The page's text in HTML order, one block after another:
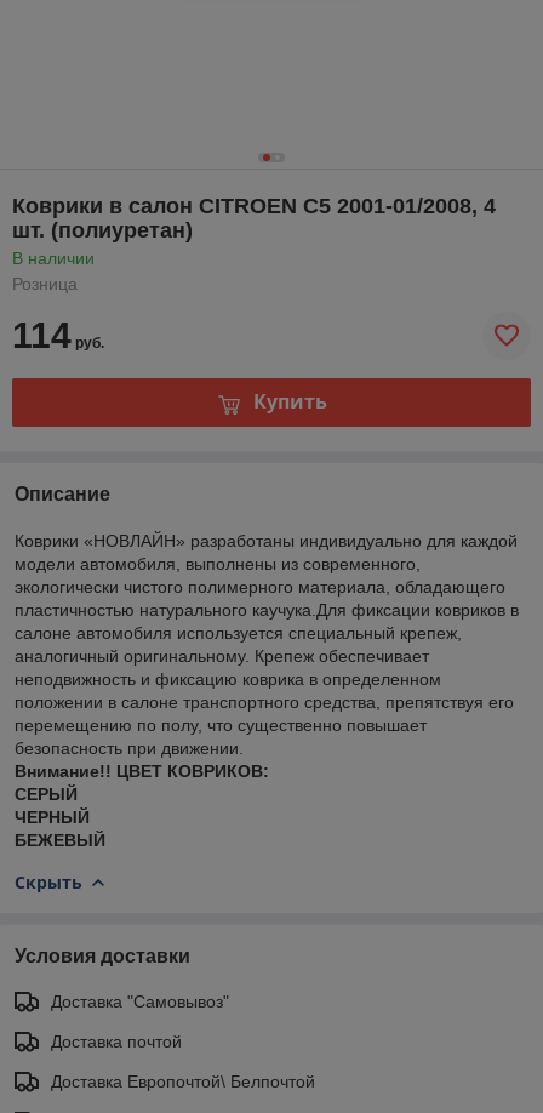
Коврики в салон CITROEN C5 2001-01/2008, 4
шт. (полиуретан)
В наличии
Розница
114 руб.
Купить
Описание
Коврики «НОВЛАЙН» разработаны индивидуально для каждой
модели автомобиля, выполнены из современного,
экологически чистого полимерного материала, обладающего
пластичностью натурального каучука.Для фиксации ковриков в
салоне автомобиля используется специальный крепеж,
аналогичный оригинальному. Крепеж обеспечивает
неподвижность и фиксацию коврика в определенном
положении в салоне транспортного средства, препятствуя его
перемещению по полу, что существенно повышает
безопасность при движении.
Внимание!! ЦВЕТ КОВРИКОВ:
СЕРЫЙ
ЧЕРНЫЙ
БЕЖЕВЫЙ
Скрыть
Условия доставки
Доставка "Самовывоз"
Доставка почтой
Доставка Европочтой\ Белпочтой